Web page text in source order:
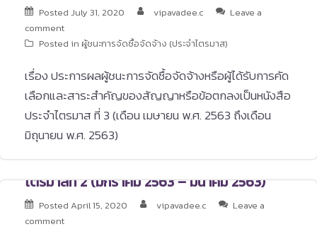
Posted July 31, 2020 vipavadee.c
Leave a
comment
Posted in ผู้ชนะการจัดซื้อจัดจ้าง (ประจำไตรมาส)
เรื่อง ประการผลผู้ชนะการจัดซื้อจัดจ้างหรือผู้ได้รับการคัด
เลือกและสาระสำคัญของสัญญาหรือข้อตกลงเป็นหนังสือ
ประจำไตรมาส ที่ 3 (เดือน เมษายน พ.ศ. 2563 ถึงเดือน
มิถุนายน พ.ศ. 2563)
ไตรมาสที่ 2 (มกราคม 2563 – มีนาคม 2563)
Posted April 15, 2020 vipavadee.c
Leave a
comment